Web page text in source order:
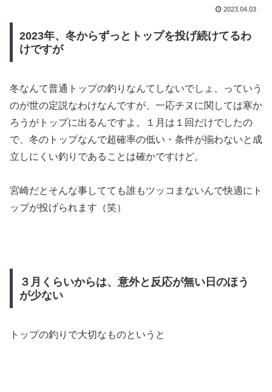
2023.04.03
2023年、冬からずっとトップを投げ続けてるわ
けですが
冬なんて普通トップの釣りなんてしないでしょ、っていう
のが世の定説なわけなんですが、一応チヌに関しては寒か
ろうがトップに出るんですよ。１月は１回だけでしたの
で、冬のトップなんで超確率の低い・条件が揃わないと成
立しにくい釣りであることは確かですけど。
宮崎だとそんな事してても誰もツッコまないんで快適にト
ップが投げられます（笑）
３月くらいからは、意外と反応が無い日のほう
が少ない
トップの釣りで大切なものというと